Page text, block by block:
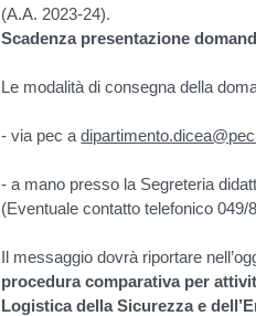
(A.A. 2023-24).
Scadenza presentazione
Le modalità di consegna della
- via pec a
- a mano presso la Segreteria
(Eventuale contatto telefonico 049/
Il messaggio dovrà riportare
procedura comparativa per
Logistica della Sicurezza e